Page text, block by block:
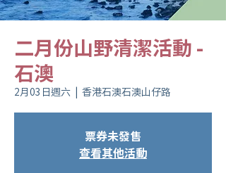
二月份山野清潔活動 -
石澳
2月03日週六
  |
香港石澳石澳山仔路
票券未發售
查看其他活動